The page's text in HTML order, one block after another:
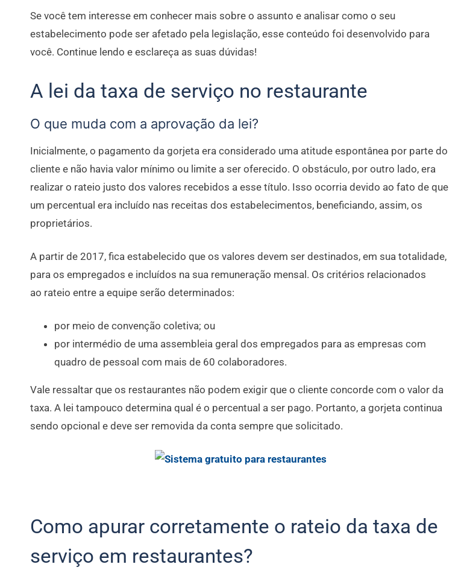
Se você tem interesse em conhecer mais sobre o assunto e analisar como o seu
estabelecimento pode ser afetado pela legislação, esse conteúdo foi desenvolvido para
você. Continue lendo e esclareça as suas dúvidas!
A lei da taxa de serviço no restaurante
O que muda com a aprovação da lei?
Inicialmente, o pagamento da gorjeta era considerado uma atitude espontânea por parte do
cliente e não havia valor mínimo ou limite a ser oferecido. O obstáculo, por outro lado, era
realizar o rateio justo dos valores recebidos a esse título. Isso ocorria devido ao fato de que
um percentual era incluído nas receitas dos estabelecimentos, beneficiando, assim, os
proprietários.
A partir de 2017, fica estabelecido que os valores devem ser destinados, em sua totalidade,
para os empregados e incluídos na sua remuneração mensal. Os critérios relacionados
ao rateio entre a equipe serão determinados:
por meio de convenção coletiva; ou
por intermédio de uma assembleia geral dos empregados para as empresas com
quadro de pessoal com mais de 60 colaboradores.
Vale ressaltar que os restaurantes não podem exigir que o cliente concorde com o valor da
taxa. A lei tampouco determina qual é o percentual a ser pago. Portanto, a gorjeta continua
sendo opcional e deve ser removida da conta sempre que solicitado.
Como apurar corretamente o rateio da taxa de
serviço em restaurantes?